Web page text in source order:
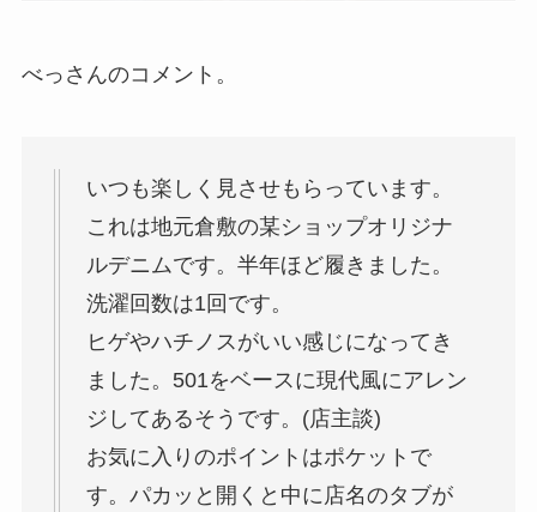
べっさんのコメント。
いつも楽しく見させもらっています。
これは地元倉敷の某ショップオリジナ
ルデニムです。半年ほど履きました。
洗濯回数は1回です。
ヒゲやハチノスがいい感じになってき
ました。501をベースに現代風にアレン
ジしてあるそうです。(店主談)
お気に入りのポイントはポケットで
す。パカッと開くと中に店名のタブが